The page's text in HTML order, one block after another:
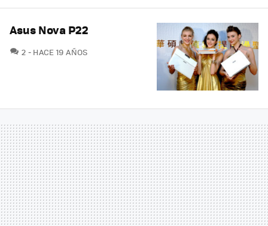
Asus Nova P22
2 COMENTARIOS
HACE 19 AÑOS